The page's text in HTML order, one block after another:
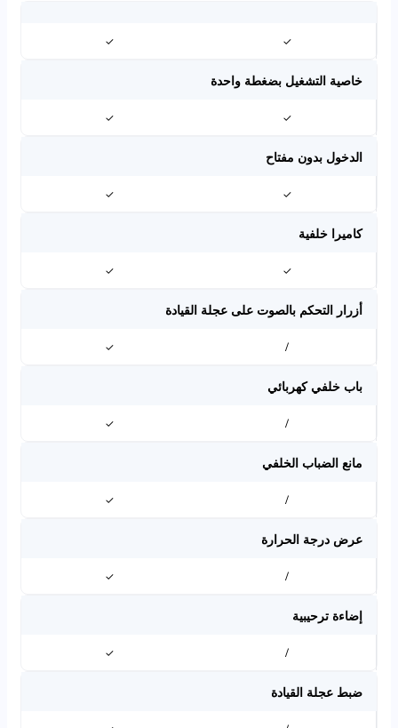
✓
✓
خاصية التشغيل بضغطة واحدة
✓
✓
الدخول بدون مفتاح
✓
✓
كاميرا خلفية
✓
✓
أزرار التحكم بالصوت على عجلة القيادة
/
✓
باب خلفي كهربائي
/
✓
مانع الضباب الخلفي
/
✓
عرض درجة الحرارة
/
✓
إضاءة ترحيبية
/
✓
ضبط عجلة القيادة